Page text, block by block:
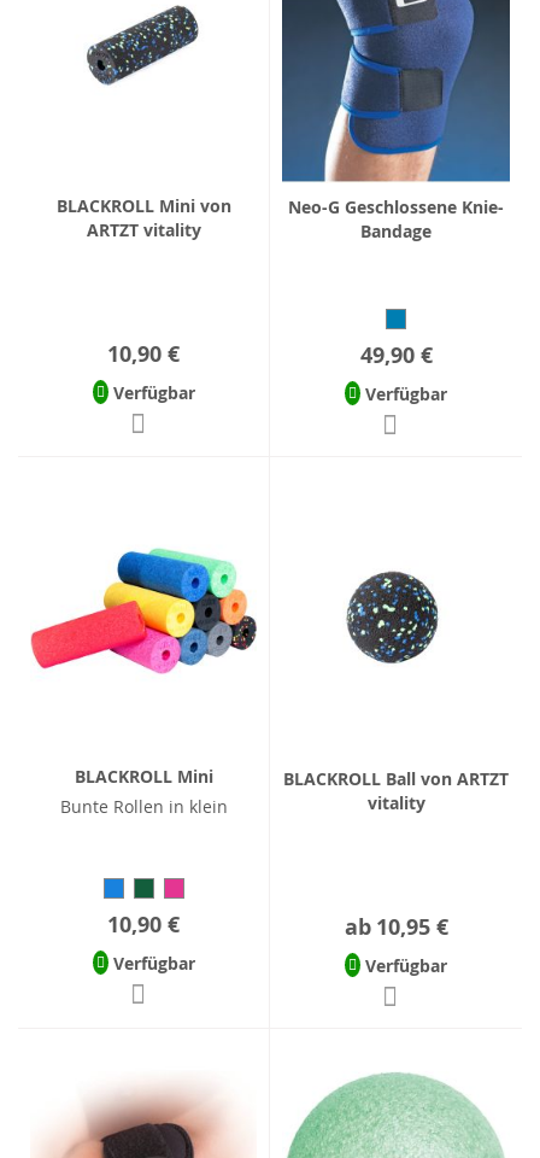
BLACKROLL Mini von
ARTZT vitality
10,90 €
Verfügbar
Neo-G Geschlossene Knie-
Bandage
49,90 €
Verfügbar
BLACKROLL Mini
Bunte Rollen in klein
10,90 €
Verfügbar
BLACKROLL Ball von ARTZT
vitality
ab 10,95 €
Verfügbar